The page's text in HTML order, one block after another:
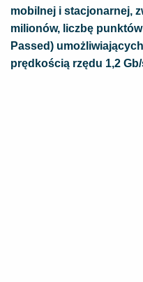
mobilnej i stacjonarnej,
milionów, liczbę
Passed)
prędkością rzędu 1,2